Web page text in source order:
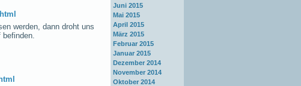
werden, dann droht uns
befinden.
Juni 2015
Mai 2015
April 2015
März 2015
Februar 2015
Januar 2015
Dezember 2014
November 2014
Oktober 2014